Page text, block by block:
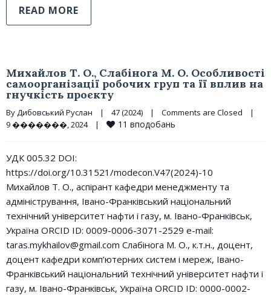
READ MORE
Михайлов Т. О., Слабінога М. О. Особливості
самоорганізації робочих груп та її вплив на
гнучкість проєкту
By Дибовський Руслан | 47 (2024) | Comments are Closed
|
9 �������, 2024
| 11 вподобань
УДК 005.32 DOI:
https://doi.org/10.31521/modecon.V47(2024)-10
Михайлов Т. О., аспірант кафедри менеджменту та
адміністрування, Івано-Франківський національний
технічний університет нафти і газу, м. Івано-Франківськ,
Україна ORCID ID: 0009-0006-3071-2529 e-mail:
taras.mykhailov@gmail.com Слабінога М. О., к.т.н., доцент,
доцент кафедри комп’ютерних систем і мереж, Івано-
Франківський національний технічний університет нафти і
газу, м. Івано-Франківськ, Україна ORCID ID: 0000-0002-